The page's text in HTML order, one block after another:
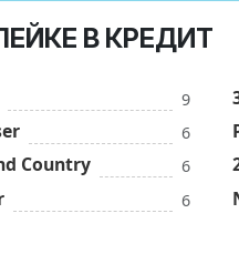
В КРЕДИТ
9
6
Country 6
6